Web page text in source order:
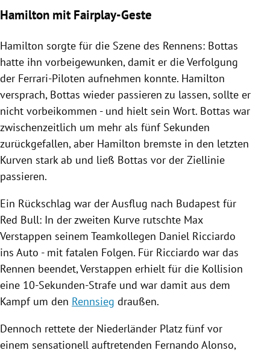
Hamilton mit Fairplay-Geste
Hamilton sorgte für die Szene des Rennens: Bottas
hatte ihn vorbeigewunken, damit er die Verfolgung
der Ferrari-Piloten aufnehmen konnte. Hamilton
versprach, Bottas wieder passieren zu lassen, sollte er
nicht vorbeikommen - und hielt sein Wort. Bottas war
zwischenzeitlich um mehr als fünf Sekunden
zurückgefallen, aber Hamilton bremste in den letzten
Kurven stark ab und ließ Bottas vor der Ziellinie
passieren.
Ein Rückschlag war der Ausflug nach Budapest für
Red Bull: In der zweiten Kurve rutschte Max
Verstappen seinem Teamkollegen Daniel Ricciardo
ins Auto - mit fatalen Folgen. Für Ricciardo war das
Rennen beendet,Verstappen erhielt für die Kollision
eine 10-Sekunden-Strafe und war damit aus dem
Kampf um den Rennsieg draußen.
Dennoch rettete der Niederländer Platz fünf vor
einem sensationell auftretenden Fernando Alonso,